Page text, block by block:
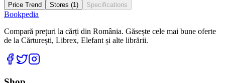
Price Trend Stores (1) Specifications
Bookpedia
Compară prețuri la cărți din România. Găsește cele mai bune oferte
de la Cărturești, Librex, Elefant și alte librării.
Facebook
Twitter